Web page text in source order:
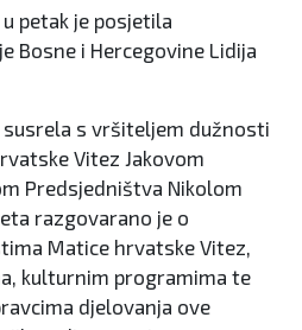
petak je posjetila
Bosne i Hercegovine Lidija
s vršiteljem dužnosti
Vitez Jakovom
Predsjedništva Nikolom
razgovarano je o
Matice hrvatske Vitez,
kulturnim programima te
djelovanja ove